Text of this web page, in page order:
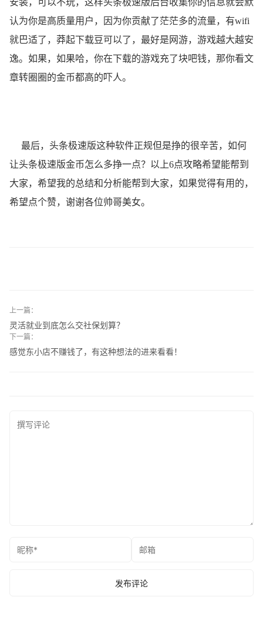
认为你是高质量用户，因为你贡献了茫茫多的流量，有wifi
就巴适了，莽起下载豆可以了，最好是网游，游戏越大越安
逸。如果，如果哈，你在下载的游戏充了块吧钱，那你看文
章转圈圈的金币都高的吓人。
最后，头条极速版这种软件正规但是挣的很辛苦，如何
让头条极速版金币怎么多挣一点？以上6点攻略希望能帮到
大家，希望我的总结和分析能帮到大家，如果觉得有用的，
希望点个赞，谢谢各位帅哥美女。
上一篇：
灵活就业到底怎么交社保划算？
下一篇：
感觉东小店不赚钱了，有这种想法的进来看看！